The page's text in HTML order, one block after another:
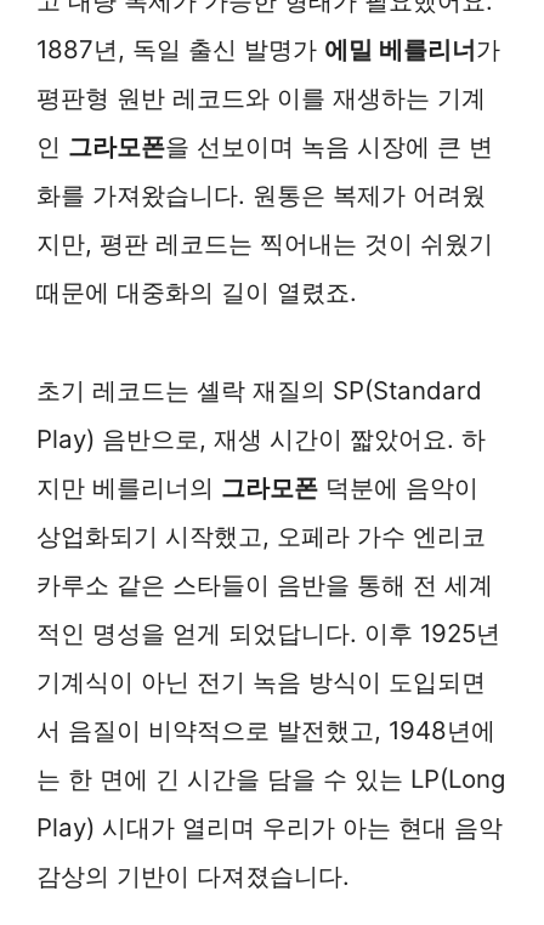
1887년, 독일 출신 발명가 에밀 베를리너가
평판형 원반 레코드와 이를 재생하는 기계
인 그라모폰을 선보이며 녹음 시장에 큰 변
화를 가져왔습니다. 원통은 복제가 어려웠
지만, 평판 레코드는 찍어내는 것이 쉬웠기
때문에 대중화의 길이 열렸죠.
초기 레코드는 셸락 재질의 SP(Standard
Play) 음반으로, 재생 시간이 짧았어요. 하
지만 베를리너의 그라모폰 덕분에 음악이
상업화되기 시작했고, 오페라 가수 엔리코
카루소 같은 스타들이 음반을 통해 전 세계
적인 명성을 얻게 되었답니다. 이후 1925년
기계식이 아닌 전기 녹음 방식이 도입되면
서 음질이 비약적으로 발전했고, 1948년에
는 한 면에 긴 시간을 담을 수 있는 LP(Long
Play) 시대가 열리며 우리가 아는 현대 음악
감상의 기반이 다져졌습니다.